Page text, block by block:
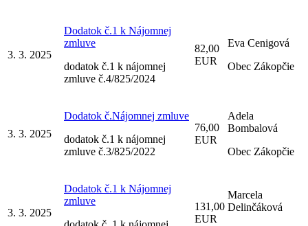
3. 3. 2025
Dodatok č.1 k Nájomnej
zmluve
dodatok č.1 k nájomnej
zmluve č.4/825/2024
82,00
EUR
Eva Cenigová
Obec Zákopčie
3. 3. 2025
Dodatok č.Nájomnej zmluve
dodatok č.1 k nájomnej
zmluve č.3/825/2022
76,00
EUR
Adela
Bombalová
Obec Zákopčie
3. 3. 2025
Dodatok č.1 k Nájomnej
zmluve
131,00
EUR
Marcela
Delinčáková